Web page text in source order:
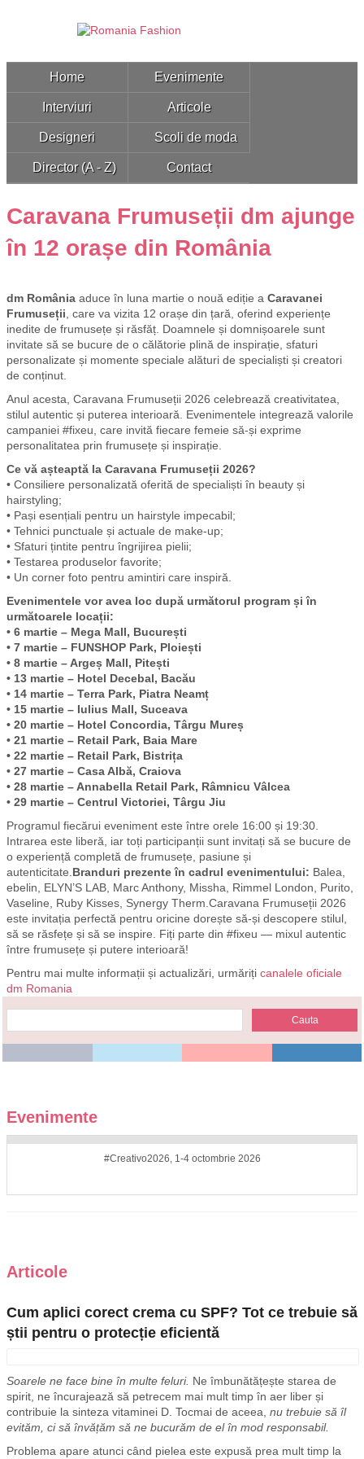
Home Evenimente
Interviuri Articole
Designeri Scoli de moda
Director (A - Z) Contact
Caravana Frumuseții dm ajunge
în 12 orașe din România
dm România aduce în luna martie o nouă ediție a Caravanei
Frumuseții , care va vizita 12 orașe din țară, oferind experiențe
inedite de frumusețe și răsfăț. Doamnele și domnișoarele sunt
invitate să se bucure de o călătorie plină de inspirație, sfaturi
personalizate și momente speciale alături de specialiști și creatori
de conținut.
Anul acesta, Caravana Frumuseții 2026 celebrează creativitatea,
stilul autentic și puterea interioară. Evenimentele integrează valorile
campaniei #fixeu, care invită fiecare femeie să-și exprime
personalitatea prin frumusețe și inspirație.
Ce vă așteaptă la Caravana Frumuseții 2026?
• Consiliere personalizată oferită de specialiști în beauty și
hairstyling;
• Pași esențiali pentru un hairstyle impecabil;
• Tehnici punctuale și actuale de make-up;
• Sfaturi țintite pentru îngrijirea pielii;
• Testarea produselor favorite;
• Un corner foto pentru amintiri care inspiră.
Evenimentele vor avea loc după următorul program și în
următoarele locații:
• 6 martie – Mega Mall, București
• 7 martie – FUNSHOP Park, Ploiești
• 8 martie – Argeș Mall, Pitești
• 13 martie – Hotel Decebal, Bacău
• 14 martie – Terra Park, Piatra Neamț
• 15 martie – Iulius Mall, Suceava
• 20 martie – Hotel Concordia, Târgu Mureș
• 21 martie – Retail Park, Baia Mare
• 22 martie – Retail Park, Bistrița
• 27 martie – Casa Albă, Craiova
• 28 martie – Annabella Retail Park, Râmnicu Vâlcea
• 29 martie – Centrul Victoriei, Târgu Jiu
Programul fiecărui eveniment este între orele 16:00 și 19:30.
Intrarea este liberă, iar toți participanții sunt invitați să se bucure de
o experiență completă de frumusețe, pasiune și
autenticitate. Branduri prezente în cadrul evenimentului: Balea,
ebelin, ELYN’S LAB, Marc Anthony, Missha, Rimmel London, Purito,
Vaseline, Ruby Kisses, Synergy Therm.Caravana Frumuseții 2026
este invitația perfectă pentru oricine dorește să-și descopere stilul,
să se răsfețe și să se inspire. Fiți parte din #fixeu — mixul autentic
între frumusețe și putere interioară!
Pentru mai multe informații și actualizări, urmăriți canalele oficiale
dm Romania
Evenimente
#Creativo2026, 1-4 octombrie 2026
Articole
Cum aplici corect crema cu SPF? Tot ce trebuie să
știi pentru o protecție eficientă
Soarele ne face bine în multe feluri. Ne îmbunătățește starea de
spirit, ne încurajează să petrecem mai mult timp în aer liber și
contribuie la sinteza vitaminei D. Tocmai de aceea, nu trebuie să îl
evităm, ci să învățăm să ne bucurăm de el în mod responsabil.
Problema apare atunci când pielea este expusă prea mult timp la